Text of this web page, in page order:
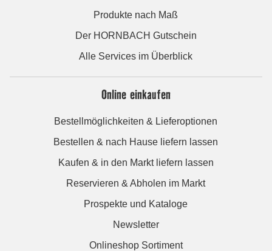
Produkte nach Maß
Der HORNBACH Gutschein
Alle Services im Überblick
Online einkaufen
Bestellmöglichkeiten & Lieferoptionen
Bestellen & nach Hause liefern lassen
Kaufen & in den Markt liefern lassen
Reservieren & Abholen im Markt
Prospekte und Kataloge
Newsletter
Onlineshop Sortiment